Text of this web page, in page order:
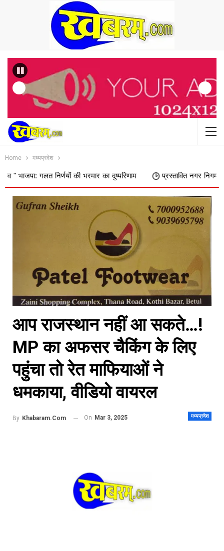
Previous
Home मध्यप्रदेश
निर्णयों की भरमार का दुष्परिणाम प्रस्तावित नगर निगम में शामिल
आप राजस्थान नहीं आ सकते…!
MP का अफसर चैकिंग के लिए
पहुंचा तो रेत माफियाओं ने
धमकाया, वीडियो वायरल
मध्यप्रदेश
By Khabaram.Com On Mar 3, 2025